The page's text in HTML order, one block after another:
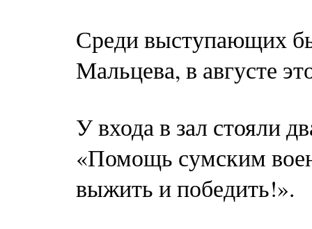
Среди выступающих
Мальцева, в августе
У входа в зал стояли
«Помощь сумским
выжить и победить!».